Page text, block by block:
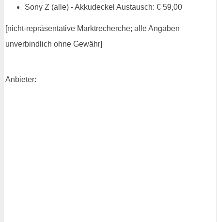
Sony Z (alle) - Akkudeckel Austausch: € 59,00
[nicht-repräsentative Marktrecherche; alle Angaben
unverbindlich ohne Gewähr]
Anbieter: